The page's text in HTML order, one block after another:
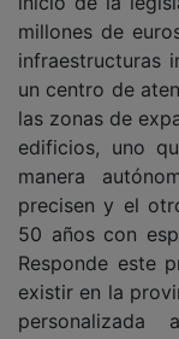
millones de
infraestructuras
un centro de
las zonas de
edificios, uno
manera
precisen y el
50 años con
Responde este
existir en la
personalizada
gran proyecto,